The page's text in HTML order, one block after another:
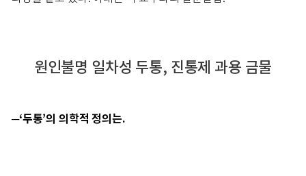
원인불명 일차성 두통, 진통제 과용 금물
─‘두통’의 의학적 정의는.